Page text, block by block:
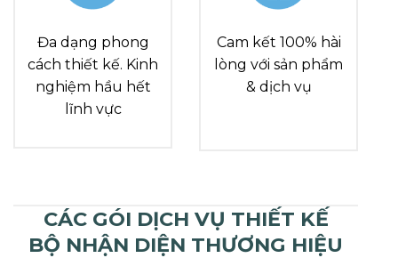
Đa dạng phong
cách thiết kế. Kinh
nghiệm hầu hết
lĩnh vực
Cam kết 100% hài
lòng với sản phẩm
& dịch vụ
CÁC GÓI DỊCH VỤ THIẾT KẾ
BỘ NHẬN DIỆN THƯƠNG HIỆU